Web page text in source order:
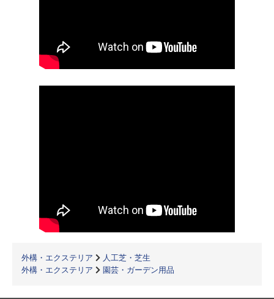
外構・エクステリア
人工芝・芝生
外構・エクステリア
園芸・ガーデン用品